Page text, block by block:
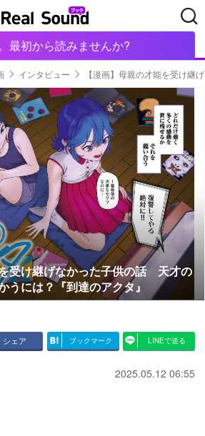
MOVIE TECH
インタビュー 【漫画】母親の才能を受け継
を受け継げなかった子供の話 天才の
うには？『到達のアクタ』
シェア ブックマーク LINEで送る
2025.05.12 06:55
最初から読みませんか?